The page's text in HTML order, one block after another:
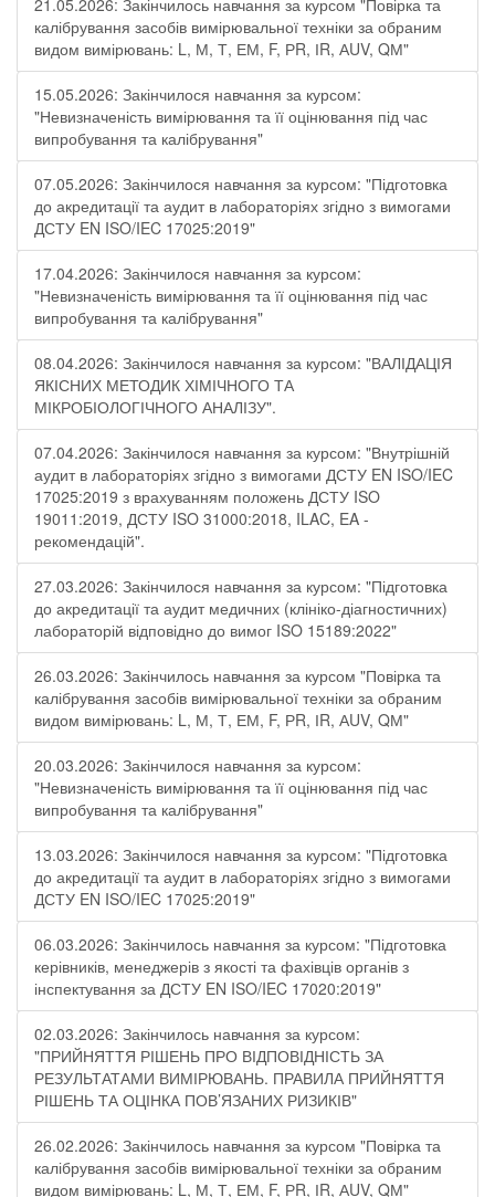
21.05.2026: Закінчилось навчання за курсом "Повірка та
калібрування засобів вимірювальної техніки за обраним
видом вимірювань: L, М, Т, ЕМ, F, РR, ІR, АUV, QМ"
15.05.2026: Закінчилося навчання за курсом:
"Невизначеність вимірювання та її оцінювання під час
випробування та калібрування"
07.05.2026: Закінчилося навчання за курсом: "Підготовка
до акредитації та аудит в лабораторіях згідно з вимогами
ДСТУ EN ISO/IEC 17025:2019"
17.04.2026: Закінчилося навчання за курсом:
"Невизначеність вимірювання та її оцінювання під час
випробування та калібрування"
08.04.2026: Закінчилося навчання за курсом: "ВАЛІДАЦІЯ
ЯКІСНИХ МЕТОДИК ХІМІЧНОГО ТА
МІКРОБІОЛОГІЧНОГО АНАЛІЗУ".
07.04.2026: Закінчилося навчання за курсом: "Внутрішній
аудит в лабораторіях згідно з вимогами ДСТУ EN ISO/IEC
17025:2019 з врахуванням положень ДСТУ ISO
19011:2019, ДСТУ ISO 31000:2018, ILAC, EA -
рекомендацій".
27.03.2026: Закінчилося навчання за курсом: "Підготовка
до акредитації та аудит медичних (клініко-діагностичних)
лабораторій відповідно до вимог ISO 15189:2022"
26.03.2026: Закінчилось навчання за курсом "Повірка та
калібрування засобів вимірювальної техніки за обраним
видом вимірювань: L, М, Т, ЕМ, F, РR, ІR, АUV, QМ"
20.03.2026: Закінчилося навчання за курсом:
"Невизначеність вимірювання та її оцінювання під час
випробування та калібрування"
13.03.2026: Закінчилося навчання за курсом: "Підготовка
до акредитації та аудит в лабораторіях згідно з вимогами
ДСТУ EN ISO/IEC 17025:2019"
06.03.2026: Закінчилось навчання за курсом: "Підготовка
керівників, менеджерів з якості та фахівців органів з
інспектування за ДСТУ EN ISO/IEC 17020:2019"
02.03.2026: Закінчилось навчання за курсом:
"ПРИЙНЯТТЯ РІШЕНЬ ПРО ВІДПОВІДНІСТЬ ЗА
РЕЗУЛЬТАТАМИ ВИМІРЮВАНЬ. ПРАВИЛА ПРИЙНЯТТЯ
РІШЕНЬ ТА ОЦІНКА ПОВ’ЯЗАНИХ РИЗИКІВ"
26.02.2026: Закінчилось навчання за курсом "Повірка та
калібрування засобів вимірювальної техніки за обраним
видом вимірювань: L, М, Т, ЕМ, F, РR, ІR, АUV, QМ"